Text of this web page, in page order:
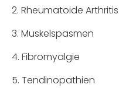
2. Rheumatoide Arthritis
3. Muskelspasmen
4. Fibromyalgie
5. Tendinopathien